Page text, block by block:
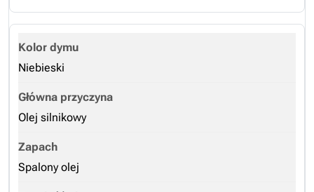
Niebieski
Olej silnikowy
Spalony olej